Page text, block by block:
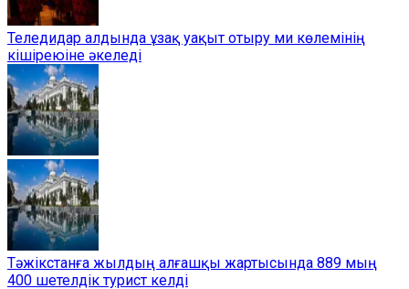
Теледидар алдында ұзақ уақыт отыру ми көлемінің
кішіреюіне әкеледі
Тәжікстанға жылдың алғашқы жартысында 889 мың
400 шетелдік турист келді